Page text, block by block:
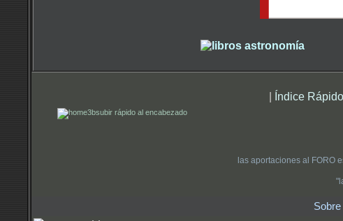
| Índice
subir rápido al encabezado
las aportaciones al FORO